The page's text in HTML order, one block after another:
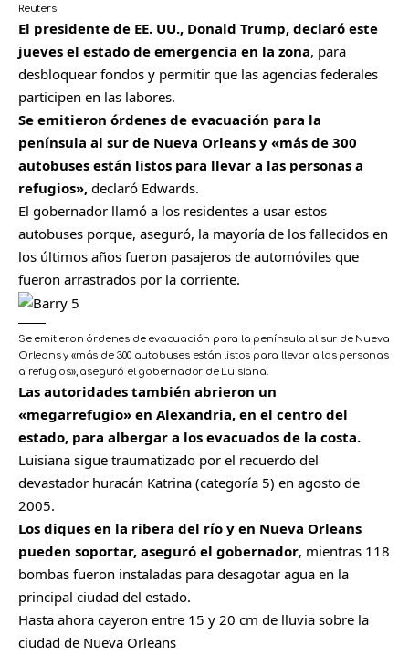
Reuters
El presidente de EE. UU., Donald Trump, declaró este
jueves el estado de emergencia en la zona, para
desbloquear fondos y permitir que las agencias federales
participen en las labores.
Se emitieron órdenes de evacuación para la
península al sur de Nueva Orleans y «más de 300
autobuses están listos para llevar a las personas a
refugios», declaró Edwards.
El gobernador llamó a los residentes a usar estos
autobuses porque, aseguró, la mayoría de los fallecidos en
los últimos años fueron pasajeros de automóviles que
fueron arrastrados por la corriente.
Se emitieron órdenes de evacuación para la península al sur de Nueva
Orleans y «más de 300 autobuses están listos para llevar a las personas
a refugios», aseguró el gobernador de Luisiana.
Las autoridades también abrieron un
«megarrefugio» en Alexandria, en el centro del
estado, para albergar a los evacuados de la costa.
Luisiana sigue traumatizado por el recuerdo del
devastador huracán Katrina (categoría 5) en agosto de
2005.
Los diques en la ribera del río y en Nueva Orleans
pueden soportar, aseguró el gobernador, mientras 118
bombas fueron instaladas para desagotar agua en la
principal ciudad del estado.
Hasta ahora cayeron entre 15 y 20 cm de lluvia sobre la
ciudad de Nueva Orleans